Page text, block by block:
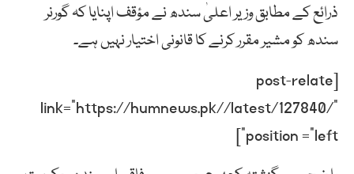
ذرائع کے مطابق وزیر اعلیٰ سندھ نے مؤقف اپنایا کہ گورنر
سندھ کو مشیر مقرر کرنے کا قانونی اختیار نہیں ہے۔
[post-relate
link=”https://humnews.pk//latest/127840/”
position =”left”]